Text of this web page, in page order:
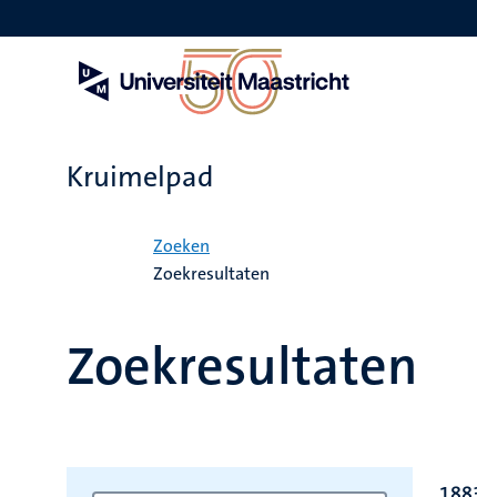
en
Kruimelpad
Zoeken
Zoekresultaten
Zoekresultaten